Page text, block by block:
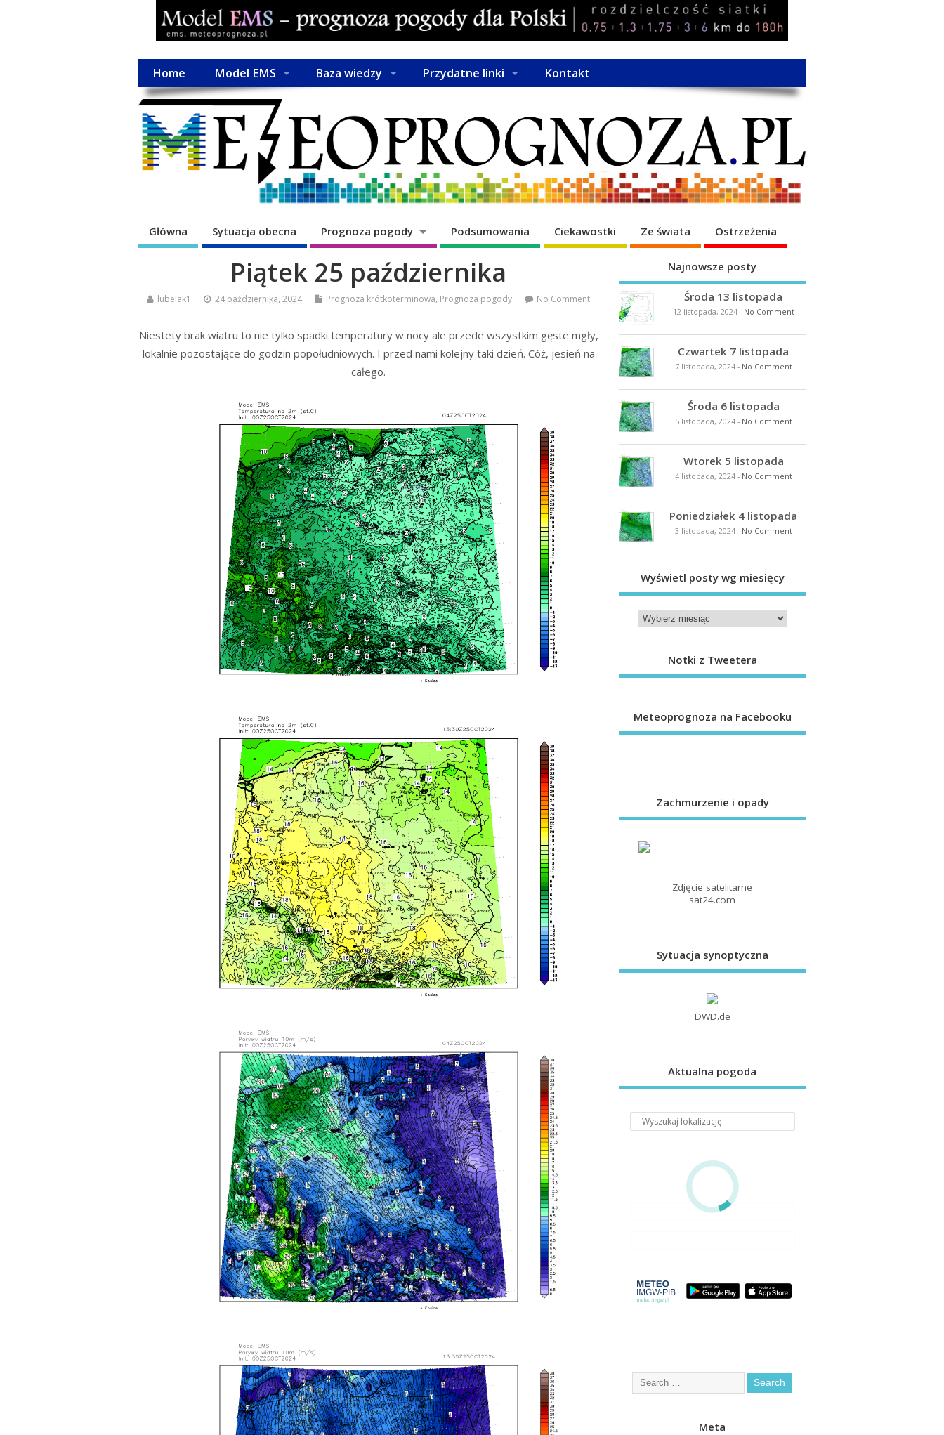
Home Model EMS Baza wiedzy Przydatne linki Kontakt
Główna Sytuacja obecna Prognoza pogody Podsumowania Ciekawostki Ze świata Ostrzeżenia
Piątek 25 października
lubelak1 24 października, 2024 Prognoza krótkoterminowa, Prognoza pogody No Comment
Niestety brak wiatru to nie tylko spadki temperatury w nocy ale przede wszystkim gęste mgły,
lokalnie pozostające do godzin popołudniowych. I przed nami kolejny taki dzień. Cóż, jesień na
całego.
Najnowsze posty
Środa 13 listopada
12 listopada, 2024- No Comment
Czwartek 7 listopada
7 listopada, 2024- No Comment
Środa 6 listopada
5 listopada, 2024- No Comment
Wtorek 5 listopada
4 listopada, 2024- No Comment
Poniedziałek 4 listopada
3 listopada, 2024- No Comment
Wyświetl posty wg miesięcy
Notki z Tweetera
Meteoprognoza na Facebooku
Zachmurzenie i opady
Zdjęcie satelitarne
sat24.com
Sytuacja synoptyczna
DWD.de
Aktualna pogoda
Meta